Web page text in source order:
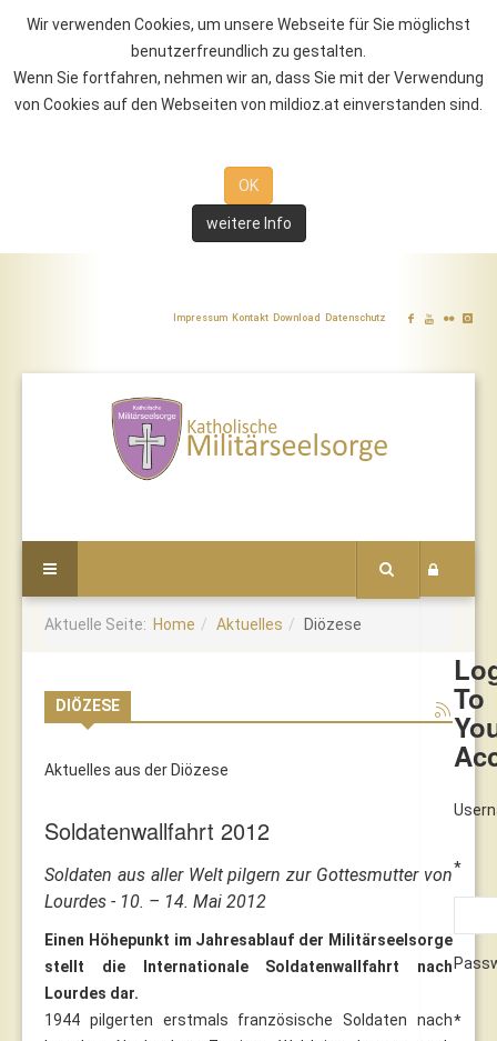
Wir verwenden Cookies, um unsere Webseite für Sie möglichst
benutzerfreundlich zu gestalten.
Wenn Sie fortfahren, nehmen wir an, dass Sie mit der Verwendung
von Cookies auf den Webseiten von mildioz.at einverstanden sind.
OK
weitere Info
Impressum Kontakt Download Datenschutz
To
*
*
Aktuelle Seite: Home Aktuelles Diözese
DIÖZESE
Aktuelles aus der Diözese
Soldatenwallfahrt 2012
Soldaten aus aller Welt pilgern zur Gottesmutter von
Lourdes - 10. – 14. Mai 2012
Einen Höhepunkt im Jahresablauf der Militärseelsorge
stellt die Internationale Soldatenwallfahrt nach
Lourdes dar.
1944 pilgerten erstmals französische Soldaten nach